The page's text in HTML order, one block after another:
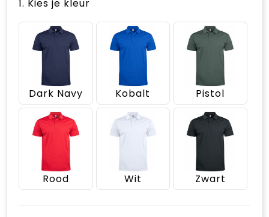
1. Kies je kleur
Dark Navy Kobalt Pistol
Rood Wit Zwart